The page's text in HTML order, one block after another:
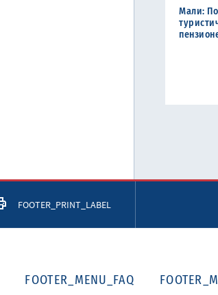
Мали:
LinkedIn
FOOTER_PRINT_LABEL
FOOTER_MENU_FAQ